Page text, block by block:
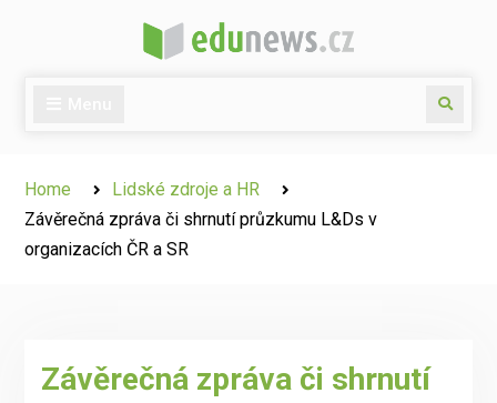
Search
Home
Lidské zdroje a HR
Závěrečná zpráva či shrnutí průzkumu L&Ds v
organizacích ČR a SR
Závěrečná zpráva či shrnutí